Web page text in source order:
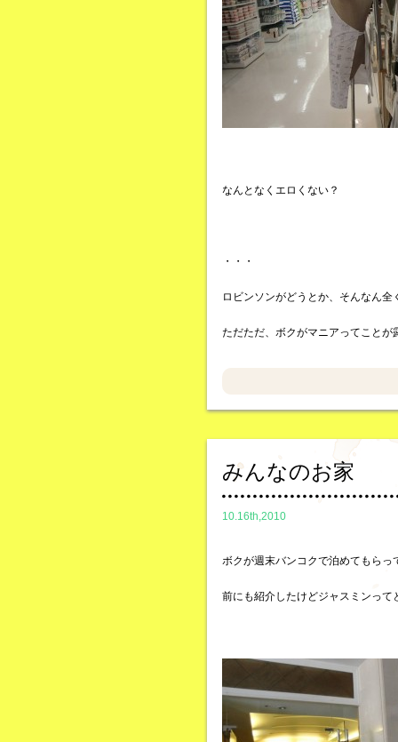
なんとなくエロくない？
・・・
ロビンソンがどうとか、そんなん全
ただただ、ボクがマニアってこと
みんなのお家
10.16th,2010
ボクが週末バンコクで泊めてもらっ
前にも紹介したけどジャスミンって